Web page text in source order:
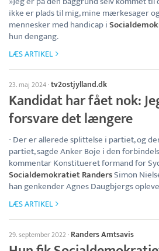
ikke er plads til mig, mine mærkesager
mennesker med handicap i
hun dengang.
LÆS ARTIKEL
23. maj 2024·tv2ostjylland.dk
Kandidat har fået nok:
forsvare det længere
- Der er allerede splittelse i partiet, og
partiet, sagde Anker Boje i den
kommentar Konstitueret formand for
Socialdemokratiet RandersSimon
han genkender Agnes Daugbjergs
LÆS ARTIKEL
29. september 2022· Randers Amtsavis